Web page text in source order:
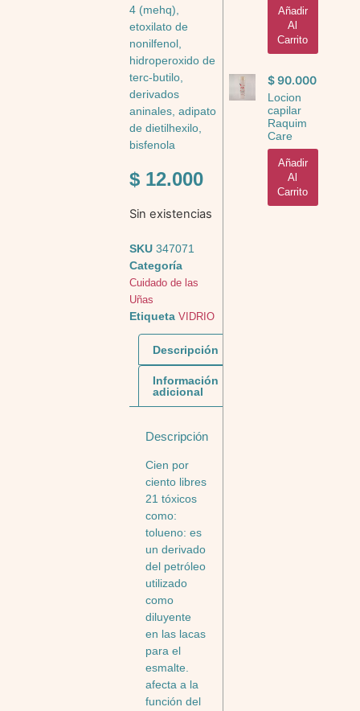
4 (mehq),
etoxilato de
nonilfenol,
hidroperoxido de
terc-butilo,
derivados
aninales, adipato
de dietilhexilo,
bisfenola
$12.000
Sin existencias
SKU 347071
Categoría
Cuidado de las
Uñas
Etiqueta VIDRIO
Descripción
Información
adicional
Descripción
Cien por
ciento libres
21 tóxicos
como:
tolueno: es
un derivado
del petróleo
utilizado
como
diluyente
en las lacas
para el
esmalte.
afecta a la
función del
Añadir
Al
Carrito
$90.000
Locion
capilar
Raquim
Care
Añadir
Al
Carrito